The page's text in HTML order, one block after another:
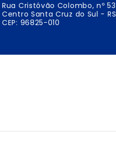
Rua Cristóvão Colombo, nº 53
Centro Santa Cruz do Sul - RS
CEP: 96825-010